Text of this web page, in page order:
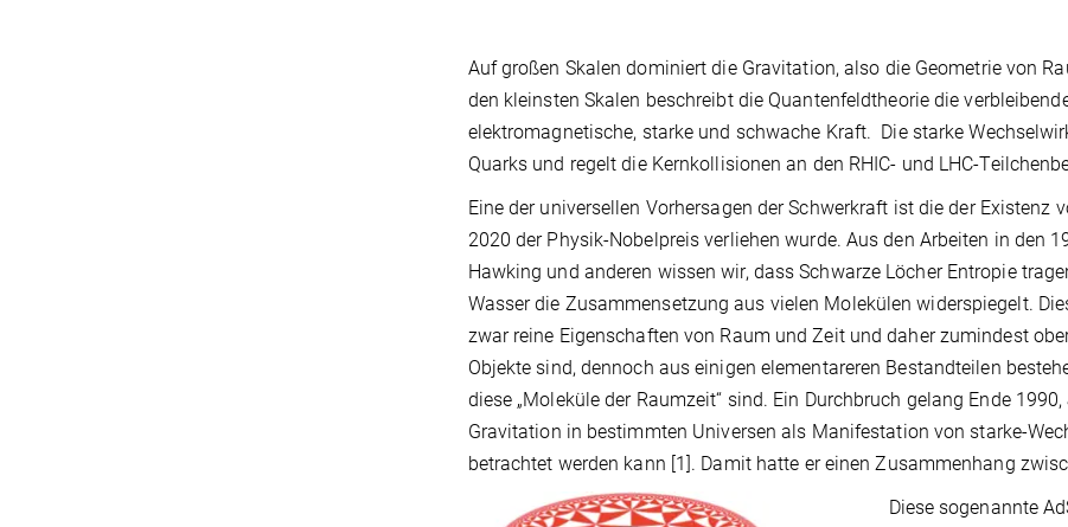
Auf großen Skalen dominiert die Gravitation, also die Geometrie von
den kleinsten Skalen beschreibt die Quantenfeldtheorie die
elektromagnetische, starke und schwache Kraft. Die starke
Quarks und regelt die Kernkollisionen an den RHIC- und LHC-
Eine der universellen Vorhersagen der Schwerkraft ist die der Existenz
2020 der Physik-Nobelpreis verliehen wurde. Aus den Arbeiten in den
Hawking und anderen wissen wir, dass Schwarze Löcher Entropie
Wasser die Zusammensetzung aus vielen Molekülen widerspiegelt.
zwar reine Eigenschaften von Raum und Zeit und daher zumindest
Objekte sind, dennoch aus einigen elementareren Bestandteilen
diese „Moleküle der Raumzeit“ sind. Ein Durchbruch gelang Ende
Gravitation in bestimmten Universen als Manifestation von starke-
betrachtet werden kann [1]. Damit hatte er einen Zusammenhang
Diese sogenannte